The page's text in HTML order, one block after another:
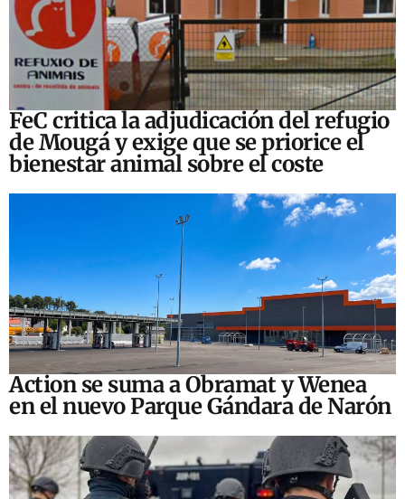
FeC critica la adjudicación del refugio
de Mougá y exige que se priorice el
bienestar animal sobre el coste
Action se suma a Obramat y Wenea
en el nuevo Parque Gándara de Narón